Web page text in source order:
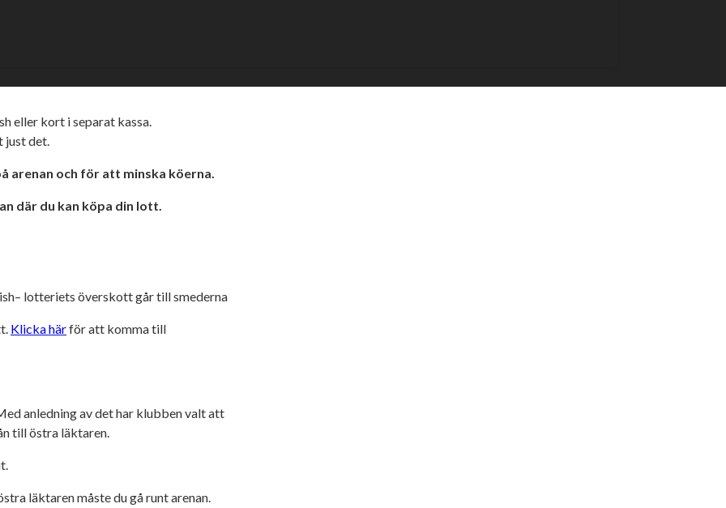
är nu upphävt, du som har väska
eller kort i separat kassa.
just det.
arenan och för att minska köerna.
där du kan köpa din lott.
lotteriets överskott går till smederna
Klicka härför att komma till
anledning av det har klubben valt att
till östra läktaren.
läktaren måste du gå runt arenan.